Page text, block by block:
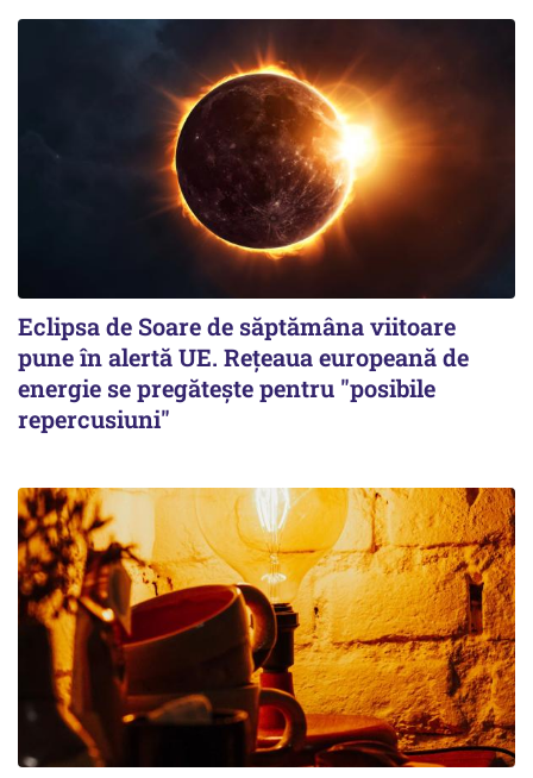
Eclipsa de Soare de săptămâna viitoare
pune în alertă UE. Rețeaua europeană de
energie se pregătește pentru "posibile
repercusiuni"